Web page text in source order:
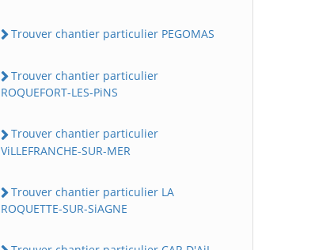
Trouver chantier particulier PEGOMAS
Trouver chantier particulier
ROQUEFORT-LES-PiNS
Trouver chantier particulier
ViLLEFRANCHE-SUR-MER
Trouver chantier particulier LA
ROQUETTE-SUR-SiAGNE